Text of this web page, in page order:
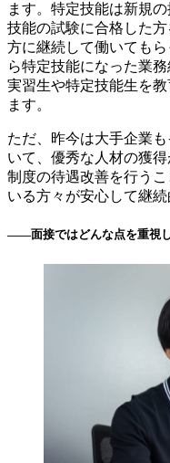
ます。特定技能は新規
技能の試験に合格した
方に継続して働いても
ら特定技能になった業
実習生や特定技能生を
ます。
ただ、昨今は大手企業
いて、優秀な人材の獲
制度の待遇改善を行う
いる方々が安心して継
――面接ではどんな点を重視